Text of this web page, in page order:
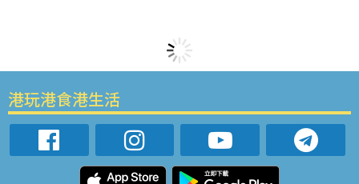
港玩港食港生活